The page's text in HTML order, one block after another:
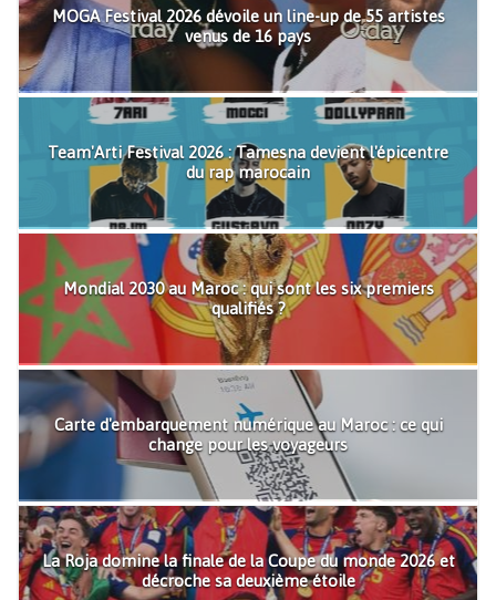
MOGA Festival 2026 dévoile un line-up de 55 artistes
venus de 16 pays
Team'Arti Festival 2026 : Tamesna devient l'épicentre
du rap marocain
Mondial 2030 au Maroc : qui sont les six premiers
qualifiés ?
Carte d'embarquement numérique au Maroc : ce qui
change pour les voyageurs
La Roja domine la finale de la Coupe du monde 2026 et
décroche sa deuxième étoile